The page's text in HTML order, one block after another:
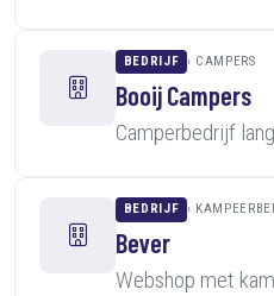
BEDRIJF CAMPERS
Booij Campers
Camperbedrijf
BEDRIJF
Bever
Webshop met